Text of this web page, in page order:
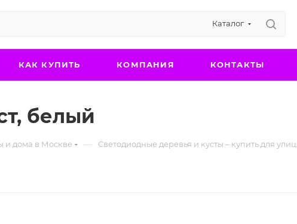
Каталог
КАК КУПИТЬ КОМПАНИЯ КОНТАКТЫ
белый
и дома в Москве — Светодиодные деревья и кусты – купить для